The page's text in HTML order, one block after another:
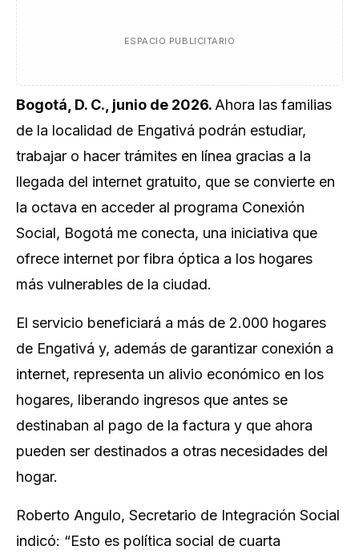
ESPACIO PUBLICITARIO
Bogotá, D. C., junio de 2026. Ahora las familias
de la localidad de Engativá podrán estudiar,
trabajar o hacer trámites en línea gracias a la
llegada del internet gratuito, que se convierte en
la octava en acceder al programa Conexión
Social, Bogotá me conecta, una iniciativa que
ofrece internet por fibra óptica a los hogares
más vulnerables de la ciudad.
El servicio beneficiará a más de 2.000 hogares
de Engativá y, además de garantizar conexión a
internet, representa un alivio económico en los
hogares, liberando ingresos que antes se
destinaban al pago de la factura y que ahora
pueden ser destinados a otras necesidades del
hogar.
Roberto Angulo, Secretario de Integración Social
indicó: “Esto es política social de cuarta